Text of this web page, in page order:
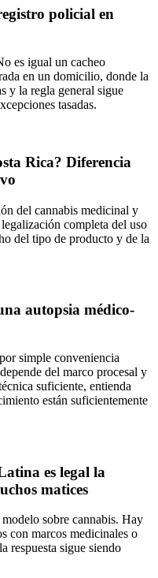
policial en
es igual un cacheo
en un domicilio, donde la
y la regla general sigue
tasadas.
Rica? Diferencia
del cannabis medicinal y
completa del uso
del tipo de producto y de la
autopsia médico-
simple conveniencia
del marco procesal y
suficiente, entienda
están suficientemente
es legal la
matices
sobre cannabis. Hay
con marcos medicinales o
respuesta sigue siendo